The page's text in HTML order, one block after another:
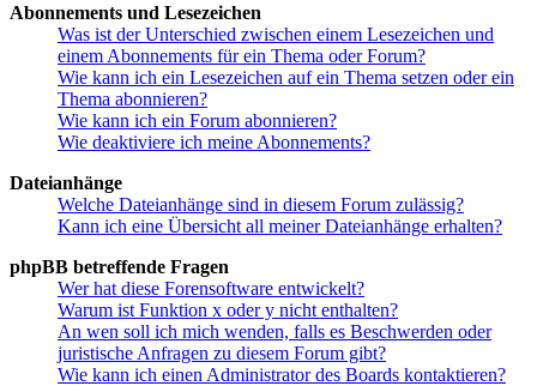
Abonnements und Lesezeichen
Was ist der Unterschied zwischen einem Lesezeichen und
einem Abonnements für ein Thema oder Forum?
Wie kann ich ein Lesezeichen auf ein Thema setzen oder ein
Thema abonnieren?
Wie kann ich ein Forum abonnieren?
Wie deaktiviere ich meine Abonnements?
Dateianhänge
Welche Dateianhänge sind in diesem Forum zulässig?
Kann ich eine Übersicht all meiner Dateianhänge erhalten?
phpBB betreffende Fragen
Wer hat diese Forensoftware entwickelt?
Warum ist Funktion x oder y nicht enthalten?
An wen soll ich mich wenden, falls es Beschwerden oder
juristische Anfragen zu diesem Forum gibt?
Wie kann ich einen Administrator des Boards kontaktieren?